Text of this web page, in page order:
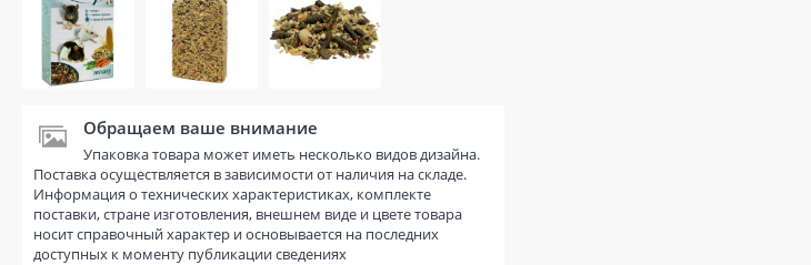
Обращаем ваше внимание
Упаковка товара может иметь несколько видов дизайна.
Поставка осуществляется в зависимости от наличия на складе.
Информация о технических характеристиках, комплекте
поставки, стране изготовления, внешнем виде и цвете товара
носит справочный характер и основывается на последних
доступных к моменту публикации сведениях